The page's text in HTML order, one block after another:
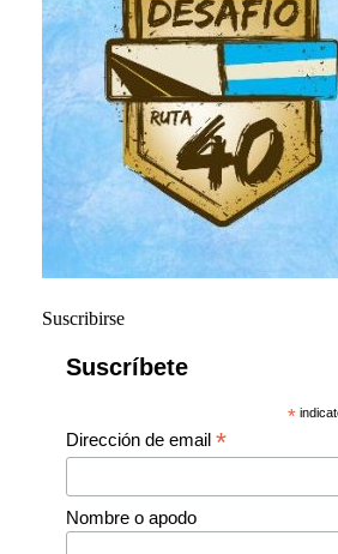
Suscribirse
Suscríbete
*
Dirección de email *
Nombre o apodo